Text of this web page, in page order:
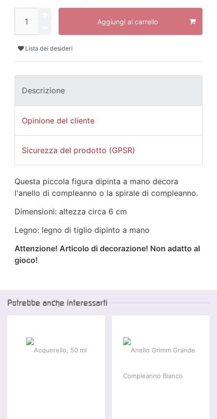
Aggiungi al carrello
Lista dei desideri
Descrizione
Opinione del cliente
Sicurezza del prodotto (GPSR)
Questa piccola figura dipinta a mano decora
l'anello di compleanno o la spirale di compleanno.
Dimensioni: altezza circa 6 cm
Legno: legno di tiglio dipinto a mano
Attenzione! Articolo di decorazione! Non adatto al
gioco!
Potrebbe anche interessarti